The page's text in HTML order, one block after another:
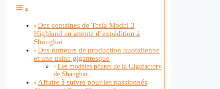
Des centaines de Tesla Model 3
Highland en attente d’expédition à
Shanghai
Des rumeurs de production quotidienne
et une usine gigantesque
Les modèles phares de la Gigafactory
de Shanghai
Affaire à suivre pour les passionnés